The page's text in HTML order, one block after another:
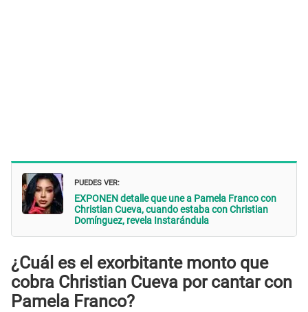
PUEDES VER:
EXPONEN detalle que une a Pamela Franco con
Christian Cueva, cuando estaba con Christian
Domínguez, revela Instarándula
¿Cuál es el exorbitante monto que
cobra Christian Cueva por cantar con
Pamela Franco?